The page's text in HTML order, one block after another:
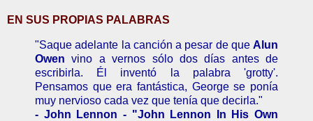
EN SUS PROPIAS PALABRAS
"Saque adelante la canción a pesar de que Alun
Owen vino a vernos sólo dos días antes de
escribirla. Él inventó la palabra 'grotty'.
Pensamos que era fantástica, George se ponía
muy nervioso cada vez que tenía que decirla."
- John Lennon - "John Lennon In His Own